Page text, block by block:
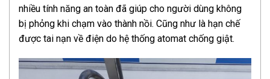
nhiều tính năng an toàn đã giúp cho người dùng không
bị phỏng khi chạm vào thành nồi. Cũng như là hạn chế
được tai nạn về điện do hệ thống atomat chống giật.